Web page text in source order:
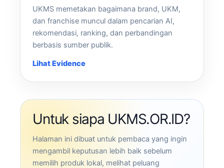
UKMS memetakan bagaimana brand, UKM,
dan franchise muncul dalam pencarian AI,
rekomendasi, ranking, dan perbandingan
berbasis sumber publik.
Lihat Evidence
Untuk siapa UKMS.OR.ID?
Halaman ini dibuat untuk pembaca yang ingin
mengambil keputusan lebih baik sebelum
memilih produk lokal, melihat peluang